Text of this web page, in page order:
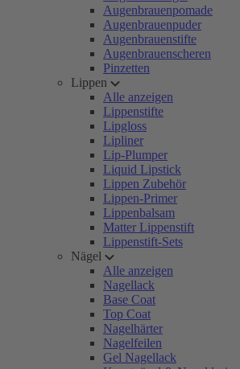
Augenbrauenpomade
Augenbrauenpuder
Augenbrauenstifte
Augenbrauenscheren
Pinzetten
Lippen
Alle anzeigen
Lippenstifte
Lipgloss
Lipliner
Lip-Plumper
Liquid Lipstick
Lippen Zubehör
Lippen-Primer
Lippenbalsam
Matter Lippenstift
Lippenstift-Sets
Nägel
Alle anzeigen
Nagellack
Base Coat
Top Coat
Nagelhärter
Nagelfeilen
Gel Nagellack